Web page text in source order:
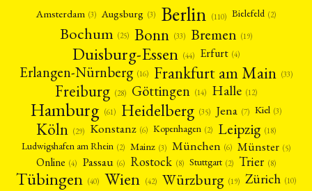
Amsterdam (3) Augsburg (3) Berlin (110) Bielefeld (2)
Bochum (25) Bonn (33) Bremen (19)
Duisburg-Essen (44) Erfurt (4)
Erlangen-Nürnberg (16) Frankfurt am Main (33)
Freiburg (28) Göttingen (14) Halle (12)
Hamburg (61) Heidelberg (35) Jena (7) Kiel (3)
Köln (29) Konstanz (6) Kopenhagen (2) Leipzig (18)
Ludwigshafen am Rhein (2) Mainz (3) München (6) Münster (5)
Online (4) Passau (6) Rostock (8) Stuttgart (2) Trier (8)
Tübingen (40) Wien (42) Würzburg (19) Zürich (10)